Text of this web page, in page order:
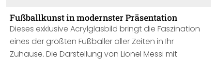
Fußballkunst in modernster Präsentation
Dieses exklusive Acrylglasbild bringt die Faszination
eines der größten Fußballer aller Zeiten in Ihr
Zuhause. Die Darstellung von Lionel Messi mit